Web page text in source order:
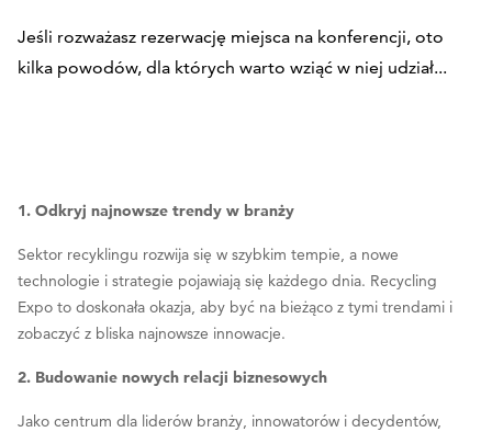
Jeśli rozważasz rezerwację miejsca na konferencji, oto
kilka powodów, dla których warto wziąć w niej udział...
1. Odkryj najnowsze trendy w branży
Sektor recyklingu rozwija się w szybkim tempie, a nowe
technologie i strategie pojawiają się każdego dnia. Recycling
Expo to doskonała okazja, aby być na bieżąco z tymi trendami i
zobaczyć z bliska najnowsze innowacje.
2. Budowanie nowych relacji biznesowych
Jako centrum dla liderów branży, innowatorów i decydentów,